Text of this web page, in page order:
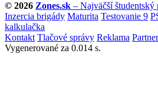
© 2026 Zones.sk – Najväčší študentský
Inzercia brigády Maturita Testovanie 9
kalkulačka
Kontakt Tlačové správy Reklama
Vygenerované za 0.014 s.